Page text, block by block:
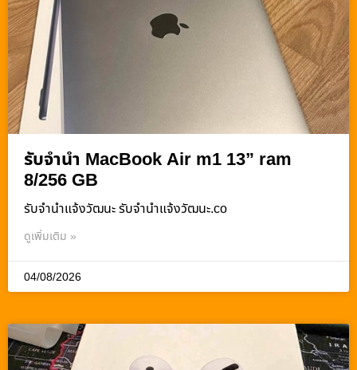
รับจำนำ MacBook Air m1 13” ram
8/256 GB
รับจํานําแจ้งวัฒนะ รับจํานําแจ้งวัฒนะ.co
ดูเพิ่มเติม »
04/08/2026